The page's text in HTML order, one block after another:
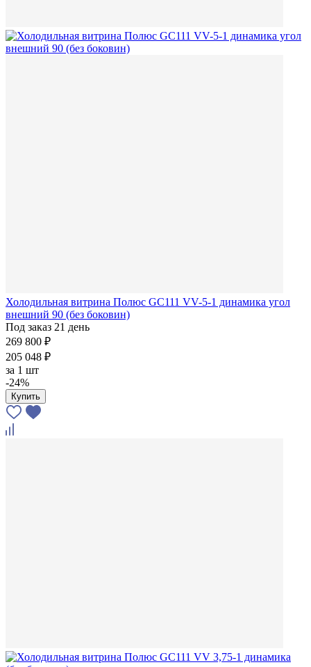
Холодильная витрина Полюс GC111 VV-5-1 динамика угол
внешний 90 (без боковин)
Под заказ 21 день
269 800 ₽
205 048 ₽
за 1 шт
-24%
Купить